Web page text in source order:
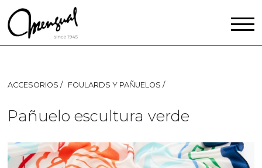
ACCESORIOS FOULARDS Y PAÑUELOS
Pañuelo escultura verde